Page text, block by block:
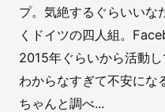
プ。気絶するぐらいい
くドイツの四人組。
2015年ぐらいから活動
わからなすぎて不安にな
ちゃんと調べ...